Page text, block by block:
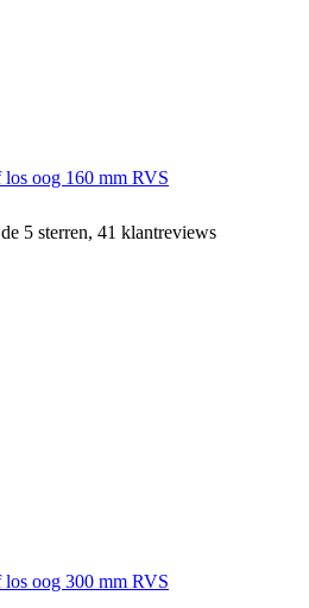
oog 160 mm RVS
5 sterren, 41 klantreviews
oog 300 mm RVS